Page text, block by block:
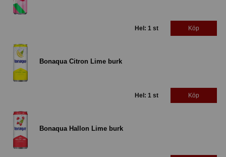
Hel: 1 st Köp
Bonaqua Citron Lime burk
Hel: 1 st Köp
Bonaqua Hallon Lime burk